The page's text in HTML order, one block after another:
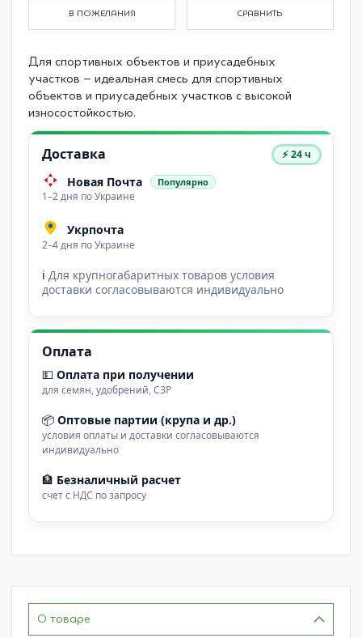
В ПОЖЕЛАНИЯ СРАВНИТЬ
Для спортивных объектов и приусадебных
участков – идеальная смесь для спортивных
объектов и приусадебных участков с высокой
износостойкостью.
Доставка ⚡ 24 ч
Новая Почта Популярно
1–2 дня по Украине
Укрпочта
2–4 дня по Украине
ℹ Для крупногабаритных товаров условия
доставки согласовываются индивидуально
Оплата
💵 Оплата при получении
для семян, удобрений, СЗР
📦 Оптовые партии (крупа и др.)
условия оплаты и доставки согласовываются
индивидуально
🏦 Безналичный расчет
счет с НДС по запросу
О товаре